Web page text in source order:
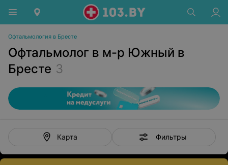
Офтальмология в Бресте
Офтальмолог в м-р Южный в
Бресте 3
Карта Фильтры